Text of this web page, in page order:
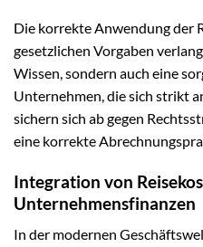
Die korrekte Anwendung der
gesetzlichen Vorgaben
Wissen, sondern auch eine
Unternehmen, die sich strikt
sichern sich ab gegen
eine korrekte
Integration von
Unternehmensfinanzen
In der modernen